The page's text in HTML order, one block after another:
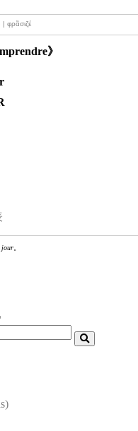
φρɑ̃σιζέ
》
jour